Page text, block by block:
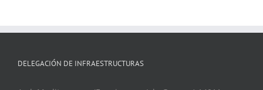
DELEGACIÓN DE INFRAESTRUCTURAS